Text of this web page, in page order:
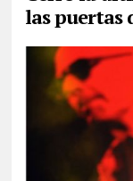
las puertas